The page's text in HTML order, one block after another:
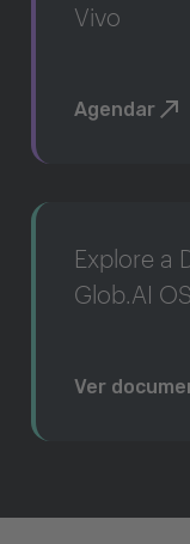
Vivo
Agendar
Explore a
Glob.AI OS
Ver